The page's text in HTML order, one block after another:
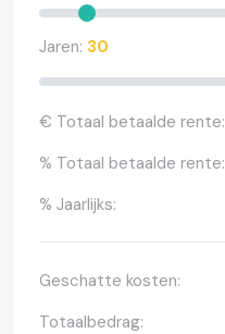
Jaren: 30
€ Totaal betaalde rente:
% Totaal betaalde rente:
% Jaarlijks:
Geschatte kosten:
Totaalbedrag: